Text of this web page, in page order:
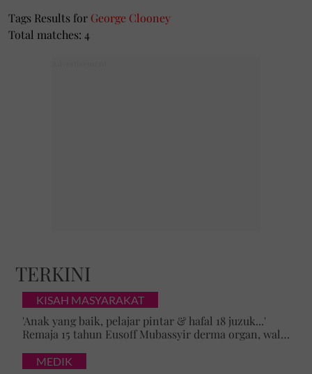
Tags Results for George Clooney
Total matches: 4
TERKINI
KISAH MASYARAKAT
'Anak yang baik, pelajar pintar & hafal 18 juzuk...'
Remaja 15 tahun Eusoff Mubassyir derma organ, walk
MEDIK